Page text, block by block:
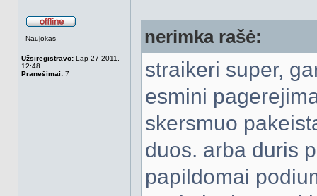
Naujokas
Užsiregistravo: Lap 27 2011,
12:48
Pranešimai: 7
nerimka rašė:
straikeri super,
esmini
skersmuo
duos. arba duris
papildomai